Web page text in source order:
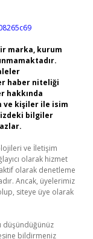
marka, kurum
haber niteliği
hakkında
ve kişiler ile isim
bilgiler
ve İletişim
olarak hizmet
olarak denetleme
Ancak, üyelerimiz
siteye üye olarak
düşündüğünüz
bildirmeniz